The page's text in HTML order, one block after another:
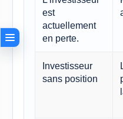
est
actuellement
en perte.
Investisseur
sans position